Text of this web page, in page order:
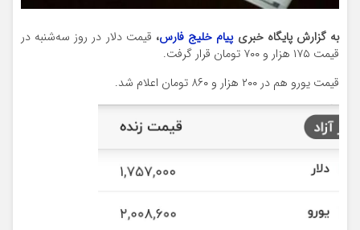
به گزارش پایگاه خبریپیام خلیج فارس، قیمت دلار در روز سه‌شنبه در
قیمت ۱۷۵ هزار و ۷۰۰ تومان قرار گرفت.
قیمت یورو هم در ۲۰۰ هزار و ۸۶۰ تومان اعلام شد.